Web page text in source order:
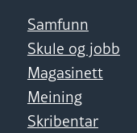
Samfunn
Skule og jobb
Magasinett
Meining
Skribentar